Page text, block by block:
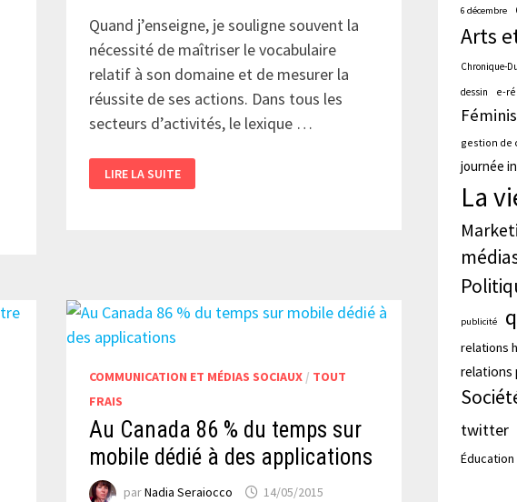
Quand j’enseigne, je souligne souvent la
nécessité de maîtriser le vocabulaire
relatif à son domaine et de mesurer la
réussite de ses actions. Dans tous les
secteurs d’activités, le lexique …
SES
ACTIONS
LIRE LA SUITE
COMMUNICATION ET MÉDIAS SOCIAUX/ TOUT
FRAIS
Au Canada 86 % du temps sur
mobile dédié à des applications
parNadia Seraiocco 14/05/2015
6 décembre
Arts
Chronique-
dessin e-
gestion de
journée
La
publicité
relations
relations
twitter
Éducation